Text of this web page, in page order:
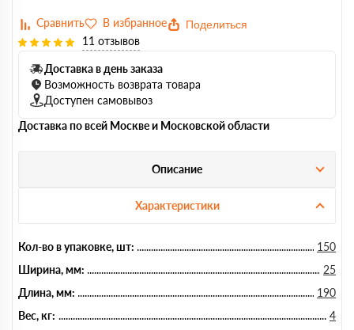
Поделиться
11 отзывов
Доставка в день заказа
Возможность возврата товара
Доступен самовывоз
Доставка по всей Москве и Московской области
Описание
Характеристики
Кол-во в упаковке, шт:
150
Ширина, мм:
25
Длина, мм:
190
Вес, кг:
4